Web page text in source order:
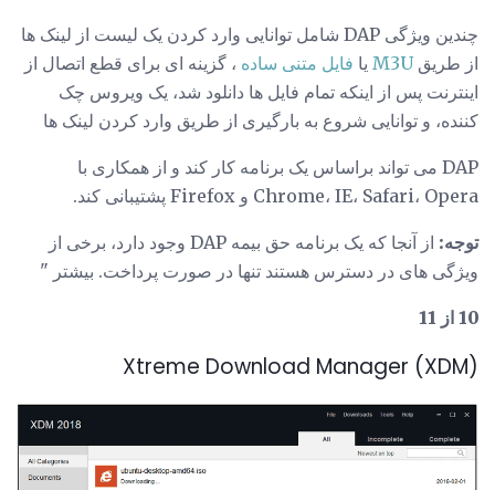
چندین ویژگی DAP شامل توانایی وارد کردن یک لیست از لینک ها
از طریق M3U یا فایل متنی ساده ، گزینه ای برای قطع اتصال از
اینترنت پس از اینکه تمام فایل ها دانلود شد، یک ویروس چک
کننده، و توانایی شروع به بارگیری از طریق وارد کردن لینک ها
DAP می تواند براساس یک برنامه کار کند و از همکاری با
Chrome، IE، Safari، Opera و Firefox پشتیبانی کند.
توجه:
از آنجا که یک برنامه حق بیمه DAP وجود دارد، برخی از
ویژگی های در دسترس هستند تنها در صورت پرداخت. بیشتر "
10 از 11
Xtreme Download Manager (XDM)